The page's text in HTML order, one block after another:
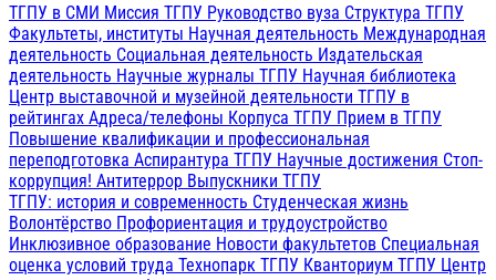
ТГПУ в СМИ Миссия ТГПУ Руководство вуза Структура ТГПУ
Факультеты, институты Научная деятельность Международная
деятельность Социальная деятельность Издательская
деятельность Научные журналы ТГПУ Научная библиотека
Центр выставочной и музейной деятельности ТГПУ в
рейтингах Адреса/телефоны Корпуса ТГПУ Прием в ТГПУ
Повышение квалификации и профессиональная
переподготовка Аспирантура ТГПУ Научные достижения Стоп-
коррупция! Антитеррор Выпускники ТГПУ
ТГПУ: история и современность Студенческая жизнь
Волонтёрство Профориентация и трудоустройство
Инклюзивное образование Новости факультетов Специальная
оценка условий труда Технопарк ТГПУ Кванториум ТГПУ Центр